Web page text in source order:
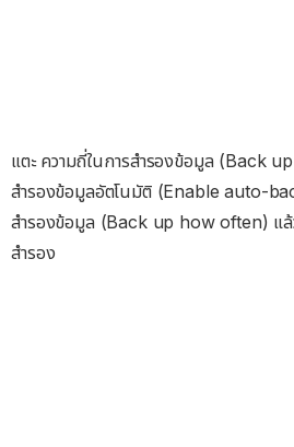
แตะ ความถี่ในการสำรองข้อมูล (Back
สำรองข้อมูลอัตโนมัติ (Enable auto-
สำรองข้อมูล (Back up how often) แล้ว
สำรอง